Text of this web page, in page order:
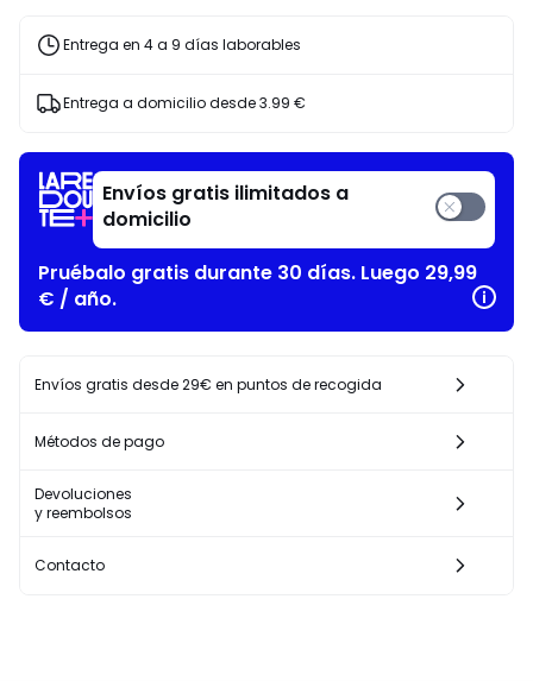
Entrega en 4 a 9 días laborables
Entrega a domicilio desde3.99 €
Envíos gratis ilimitados a
domicilio
Pruébalo gratis durante 30 días. Luego 29,99
€ / año.
Envíos gratis desde 29€ en puntos de recogida
Métodos de pago
Devoluciones
y reembolsos
Contacto